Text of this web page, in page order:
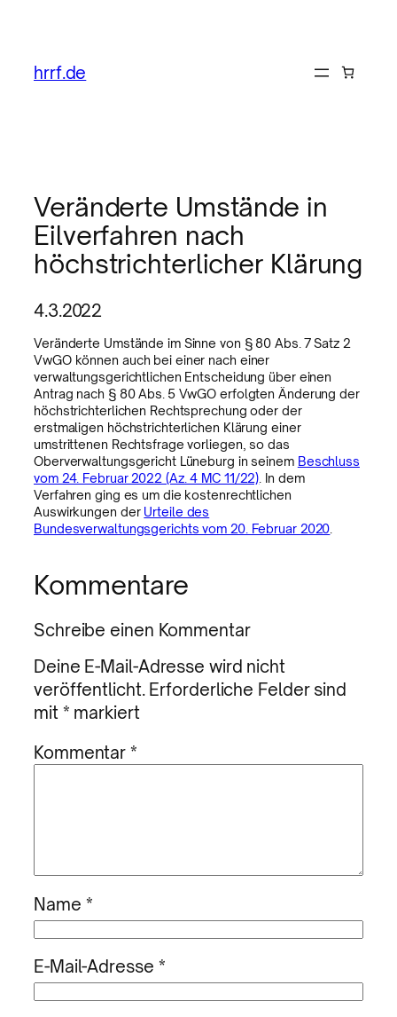
hrrf.de
Veränderte Umstände in
Eilverfahren nach
höchstrichterlicher Klärung
4.3.2022
Veränderte Umstände im Sinne von § 80 Abs. 7 Satz 2
VwGO können auch bei einer nach einer
verwaltungsgerichtlichen Entscheidung über einen
Antrag nach § 80 Abs. 5 VwGO erfolgten Änderung der
höchstrichterlichen Rechtsprechung oder der
erstmaligen höchstrichterlichen Klärung einer
umstrittenen Rechtsfrage vorliegen, so das
Oberverwaltungsgericht Lüneburg in seinem Beschluss
vom 24. Februar 2022 (Az. 4 MC 11/22) . In dem
Verfahren ging es um die kostenrechtlichen
Auswirkungen der Urteile des
Bundesverwaltungsgerichts vom 20. Februar 2020
Kommentare
Schreibe einen Kommentar
Deine E-Mail-Adresse wird nicht
veröffentlicht. Erforderliche Felder sind
mit * markiert
Kommentar*
Name *
E-Mail-Adresse *